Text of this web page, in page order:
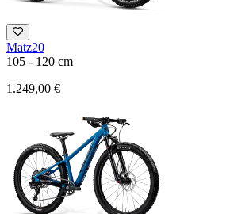
Matz20
105 - 120 cm
1.249,00 €